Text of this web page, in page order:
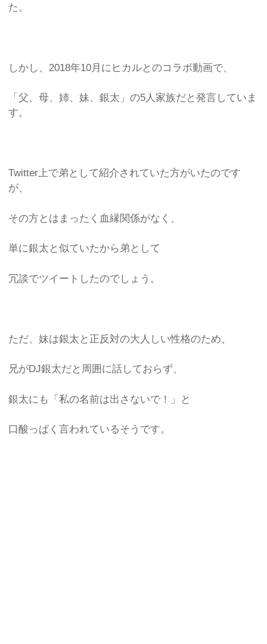
た。
しかし、2018年10月にヒカルとのコラボ動画で、
「父、母、姉、妹、銀太」の5人家族だと発言していま
す。
Twitter上で弟として紹介されていた方がいたのです
が、
その方とはまったく血縁関係がなく、
単に銀太と似ていたから弟として
冗談でツイートしたのでしょう。
ただ、妹は銀太と正反対の大人しい性格のため、
兄がDJ銀太だと周囲に話しておらず、
銀太にも「私の名前は出さないで！」と
口酸っぱく言われているそうです。